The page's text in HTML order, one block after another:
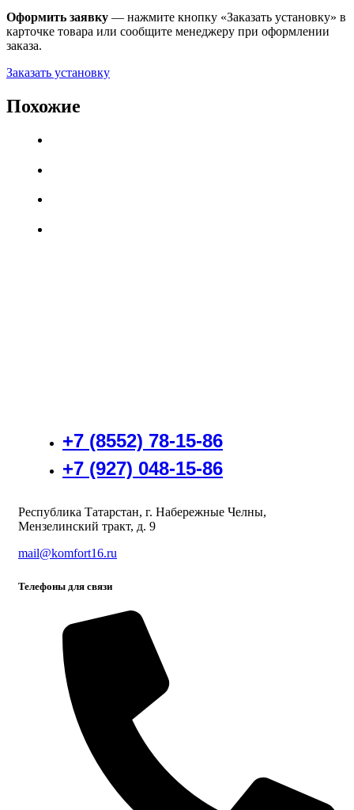
Оформить заявку — нажмите кнопку «Заказать установку» в
карточке товара или сообщите менеджеру при оформлении
заказа.
Заказать установку
Похожие
+7 (8552) 78-15-86
+7 (927) 048-15-86
Республика Татарстан, г. Набережные Челны,
Мензелинский тракт, д. 9
mail@komfort16.ru
Телефоны для связи